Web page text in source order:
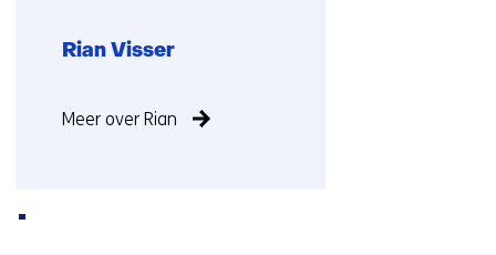
Rian Visser
niet
Meer over Rian